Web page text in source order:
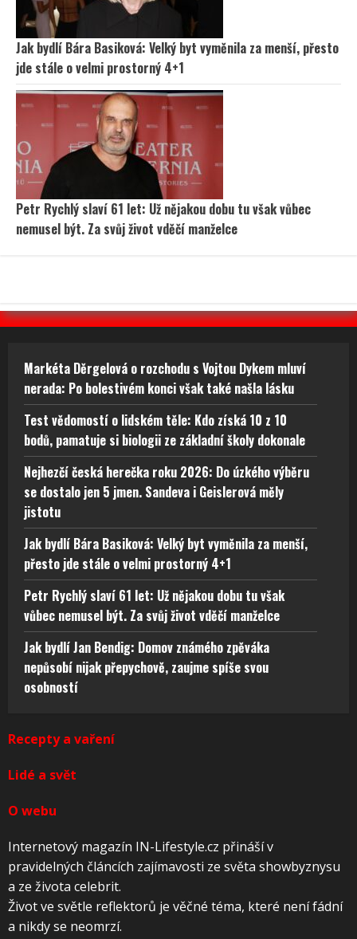
Jak bydlí Bára Basiková: Velký byt vyměnila za menší, přesto
jde stále o velmi prostorný 4+1
Petr Rychlý slaví 61 let: Už nějakou dobu tu však vůbec
nemusel být. Za svůj život vděčí manželce
Markéta Děrgelová o rozchodu s Vojtou Dykem mluví
nerada: Po bolestivém konci však také našla lásku
Test vědomostí o lidském těle: Kdo získá 10 z 10
bodů, pamatuje si biologii ze základní školy dokonale
Nejhezčí česká herečka roku 2026: Do úzkého výběru
se dostalo jen 5 jmen. Sandeva i Geislerová měly
jistotu
Jak bydlí Bára Basiková: Velký byt vyměnila za menší,
přesto jde stále o velmi prostorný 4+1
Petr Rychlý slaví 61 let: Už nějakou dobu tu však
vůbec nemusel být. Za svůj život vděčí manželce
Jak bydlí Jan Bendig: Domov známého zpěváka
nepůsobí nijak přepychově, zaujme spíše svou
osobností
Recepty a vaření
Lidé a svět
O webu
Internetový magazín IN-Lifestyle.cz přináší v
pravidelných článcích zajímavosti ze světa showbyznysu
a ze života celebrit.
Život ve světle reflektorů je věčné téma, které není fádní
a nikdy se neomrzí.